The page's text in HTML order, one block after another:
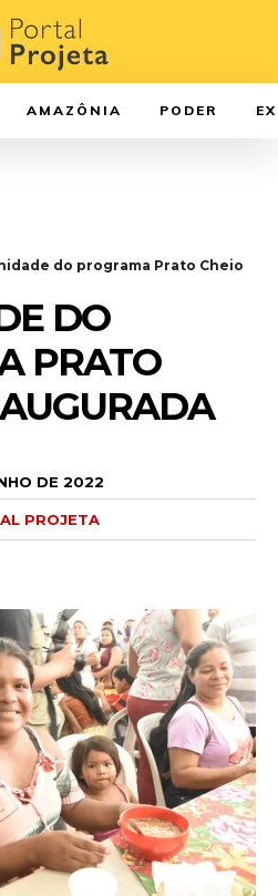
AMAZÔNIA PODER
do programa Prato Cheio
DO
PRATO
DE 2022
PROJETA